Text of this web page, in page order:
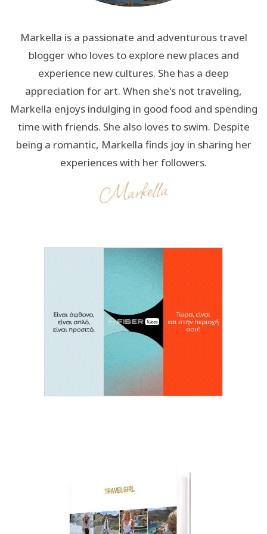
Markella is a passionate and adventurous travel
blogger who loves to explore new places and
experience new cultures. She has a deep
appreciation for art. When she's not traveling,
Markella enjoys indulging in good food and spending
time with friends. She also loves to swim. Despite
being a romantic, Markella finds joy in sharing her
experiences with her followers.